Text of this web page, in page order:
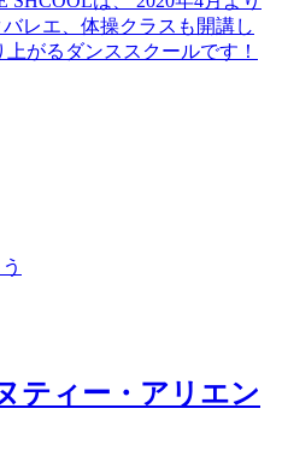
レエ、体操クラスも開講し
がるダンススクールです！
ティー・アリエン